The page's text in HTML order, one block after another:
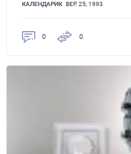
КАЛЕНДАРИК ВЕР. 25, 1993
0 0